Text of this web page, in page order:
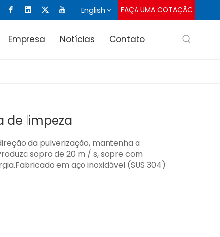
English FAÇA UMA COTAÇÃO
Empresa Notícias Contato
de limpeza
da pulverização, mantenha a
sopro de 20 m / s, sopre com
em aço inoxidável (SUS 304)